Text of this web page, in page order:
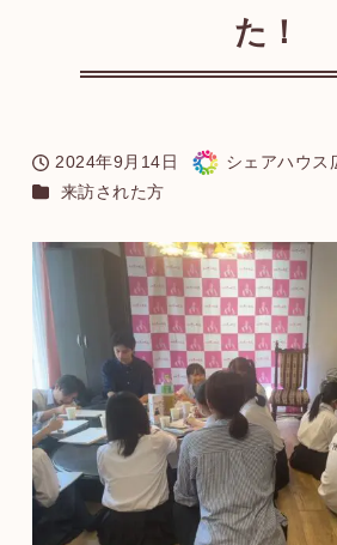
た！
投稿日
2024年9月14日
著
シェアハウス
カテゴリー
来訪された方